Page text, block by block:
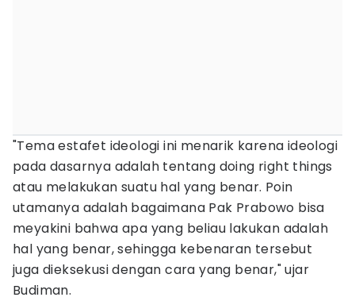
"Tema estafet ideologi ini menarik karena ideologi
pada dasarnya adalah tentang doing right things
atau melakukan suatu hal yang benar. Poin
utamanya adalah bagaimana Pak Prabowo bisa
meyakini bahwa apa yang beliau lakukan adalah
hal yang benar, sehingga kebenaran tersebut
juga dieksekusi dengan cara yang benar," ujar
Budiman.